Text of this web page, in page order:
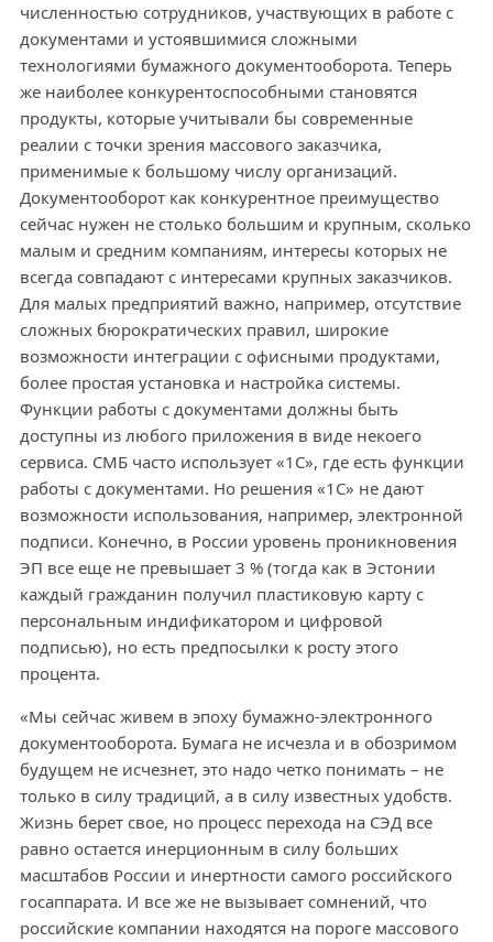
численностью сотрудников, участвующих в работе с
документами и устоявшимися сложными
технологиями бумажного документооборота. Теперь
же наиболее конкурентоспособными становятся
продукты, которые учитывали бы современные
реалии с точки зрения массового заказчика,
применимые к большому числу организаций.
Документооборот как конкурентное преимущество
сейчас нужен не столько большим и крупным, сколько
малым и средним компаниям, интересы которых не
всегда совпадают с интересами крупных заказчиков.
Для малых предприятий важно, например, отсутствие
сложных бюрократических правил, широкие
возможности интеграции с офисными продуктами,
более простая установка и настройка системы.
Функции работы с документами должны быть
доступны из любого приложения в виде некоего
сервиса. СМБ часто использует «1С», где есть функции
работы с документами. Но решения «1С» не дают
возможности использования, например, электронной
подписи. Конечно, в России уровень проникновения
ЭП все еще не превышает 3 % (тогда как в Эстонии
каждый гражданин получил пластиковую карту с
персональным индификатором и цифровой
подписью), но есть предпосылки к росту этого
процента.
«Мы сейчас живем в эпоху бумажно-электронного
документооборота. Бумага не исчезла и в обозримом
будущем не исчезнет, это надо четко понимать – не
только в силу традиций, а в силу известных удобств.
Жизнь берет свое, но процесс перехода на СЭД все
равно остается инерционным в силу больших
масштабов России и инертности самого российского
госаппарата. И все же не вызывает сомнений, что
российские компании находятся на пороге массового